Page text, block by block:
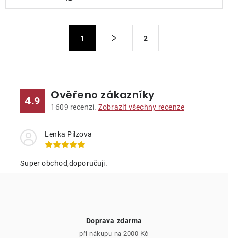
1 2
4.9 Ověřeno zákazníky
1609 recenzí. Zobrazit všechny recenze
Lenka Pilzova
Super obchod,doporučuji.
Doprava zdarma
při nákupu na 2000 Kč